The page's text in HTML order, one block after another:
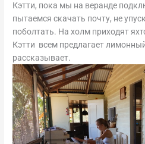
Кэтти, пока мы на веранде
пытаемся скачать почту, не
поболтать. На холм приходят
Кэтти всем предлагает
рассказывает.